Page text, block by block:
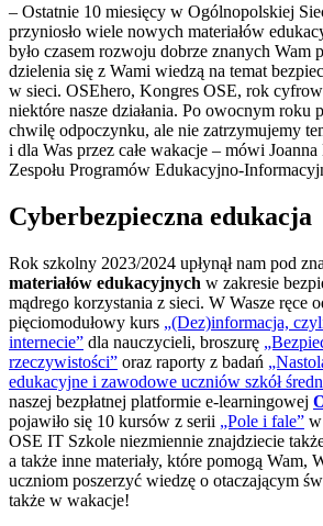
– Ostatnie 10 miesięcy w Ogólnopolskiej
przyniosło wiele nowych materiałów
było czasem rozwoju dobrze znanych Wam
dzielenia się z Wami wiedzą na temat
w sieci. OSEhero, Kongres OSE, rok
niektóre nasze działania. Po owocnym roku
chwilę odpoczynku, ale nie zatrzymujemy
i dla Was przez całe wakacje – mówi
Zespołu Programów Edukacyjno-
Cyberbezpieczna edukacja
Rok szkolny 2023/2024 upłynął nam pod
materiałów edukacyjnych w zakresie
mądrego korzystania z sieci. W Wasze ręce
pięciomodułowy kurs „(Dez)informacja,
internecie” dla nauczycieli, broszurę
rzeczywistości” oraz raporty z badań
edukacyjne i zawodowe uczniów szkół
naszej bezpłatnej platformie e-learningowej
pojawiło się 10 kursów z serii „Pole i fale”
OSE IT Szkole niezmiennie znajdziecie
a także inne materiały, które pomogą Wam,
uczniom poszerzyć wiedzę o otaczającym
także w wakacje!